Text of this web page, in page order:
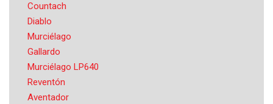
Countach
Diablo
Murciélago
Gallardo
Murciélago LP640
Reventón
Aventador